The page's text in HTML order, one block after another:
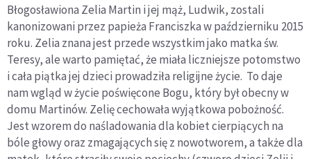
Błogosławiona Zelia Martin i jej mąż, Ludwik, zostali
kanonizowani przez papieża Franciszka w październiku 2015
roku. Zelia znana jest przede wszystkim jako matka św.
Teresy, ale warto pamiętać, że miała liczniejsze potomstwo
i cała piątka jej dzieci prowadziła religijne życie. To daje
nam wgląd w życie poświęcone Bogu, który był obecny w
domu Martinów. Zelię cechowała wyjątkowa pobożność.
Jest wzorem do naśladowania dla kobiet cierpiących na
bóle głowy oraz zmagających się z nowotworem, a także dla